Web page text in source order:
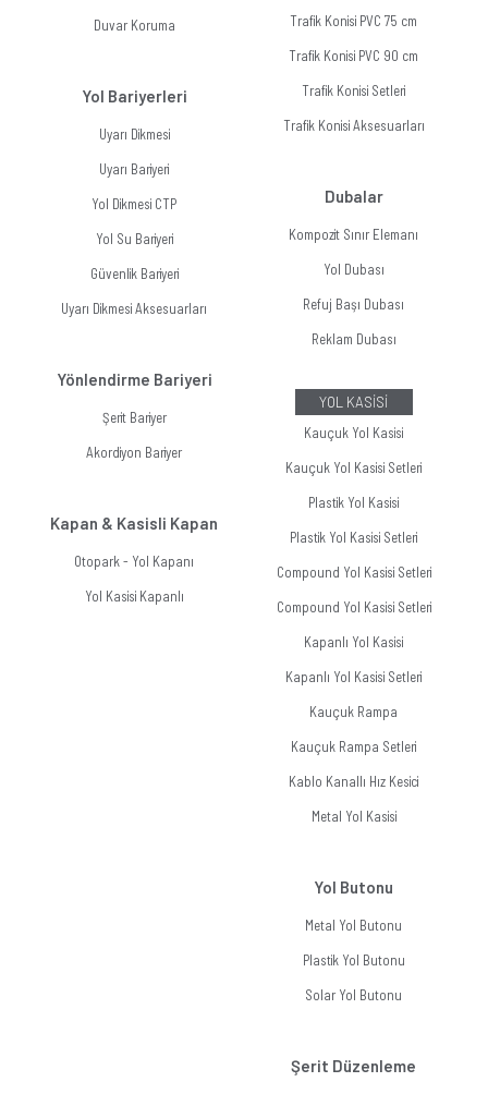
Duvar Koruma
Yol Bariyerleri
Uyarı Dikmesi
Uyarı Bariyeri
Yol Dikmesi CTP
Yol Su Bariyeri
Güvenlik Bariyeri
Uyarı Dikmesi Aksesuarları
Yönlendirme Bariyeri
Şerit Bariyer
Akordiyon Bariyer
Kapan & Kasisli Kapan
Otopark - Yol Kapanı
Yol Kasisi Kapanlı
Trafik Konisi PVC 75 cm
Trafik Konisi PVC 90 cm
Trafik Konisi Setleri
Trafik Konisi Aksesuarları
Dubalar
Kompozit Sınır Elemanı
Yol Dubası
Refuj Başı Dubası
Reklam Dubası
YOL KASİSİ
Kauçuk Yol Kasisi
Kauçuk Yol Kasisi Setleri
Plastik Yol Kasisi
Plastik Yol Kasisi Setleri
Compound Yol Kasisi Setleri
Compound Yol Kasisi Setleri
Kapanlı Yol Kasisi
Kapanlı Yol Kasisi Setleri
Kauçuk Rampa
Kauçuk Rampa Setleri
Kablo Kanallı Hız Kesici
Metal Yol Kasisi
Yol Butonu
Metal Yol Butonu
Plastik Yol Butonu
Solar Yol Butonu
Şerit Düzenleme